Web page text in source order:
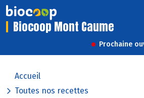
Biocoop Mont Caume
Prochaine
Accueil
Toutes nos recettes